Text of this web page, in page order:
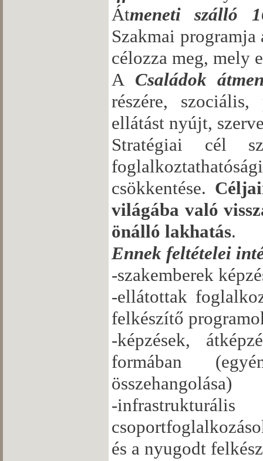
Átmeneti szálló
Szakmai
célozza meg, mely
A Családok
részére,
ellátást nyújt,
Stratégiai cél
csökkentése.
világába való
önálló lakhatás.
Ennek feltételei
-szakemberek
-ellátottak
felkészítő
-képzések,
formában
összehangolása)
-
és a nyugodt